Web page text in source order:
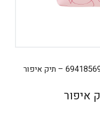
– תיק איפור